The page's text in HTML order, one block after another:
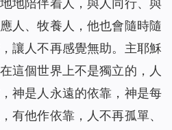
地陪伴着人，與人同行、與
人、牧養人，他也會隨時隨
讓人不再感覺無助。主耶穌
這個世界上不是獨立的，人
神是人永遠的依靠，神是每
有他作依靠，人不再孤單、